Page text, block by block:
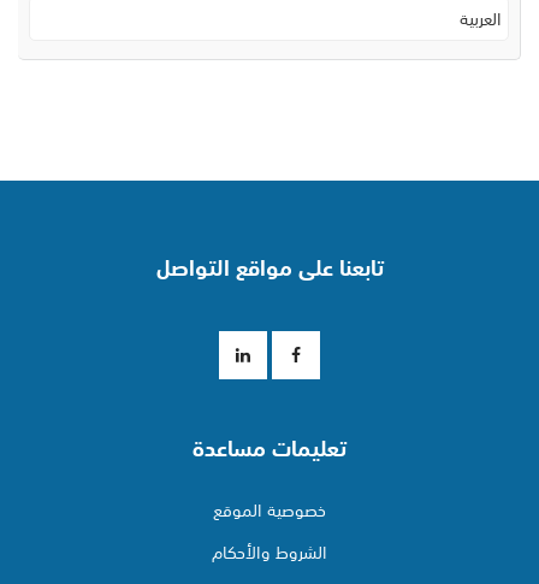
العربية
تابعنا على مواقع التواصل
تعليمات مساعدة
خصوصية الموقع
الشروط والأحكام